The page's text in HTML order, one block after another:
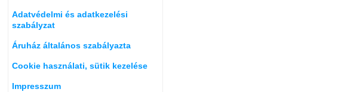
Adatvédelmi és adatkezelési
szabályzat
Áruház általános szabályazta
Cookie használati, sütik kezelése
Impresszum